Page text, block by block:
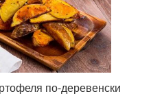
по-деревенски